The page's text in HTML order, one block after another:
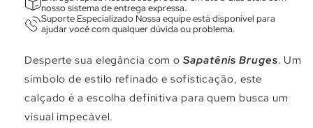
nosso sistema de entrega expressa.
Suporte Especializado Nossa equipe está disponível para
ajudar você com qualquer dúvida ou problema.
Desperte sua elegância com oSapatênis Bruges. Um
símbolo de estilo refinado e sofisticação, este
calçado é a escolha definitiva para quem busca um
visual impecável.